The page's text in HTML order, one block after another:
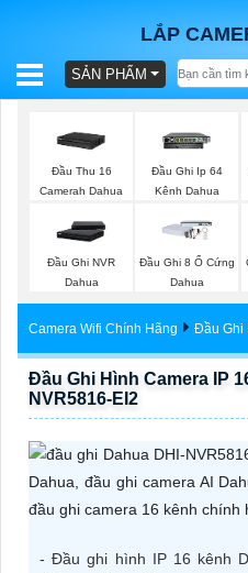
LẮP
BÁO
GÓI
TƯ
VẤN
SẢN PHẨM
Đầu Thu 16
Camerah Dahua
Đầu Ghi Ip 64
Kênh Dahua
Đầu Ghi NVR
Dahua
Đầu Ghi 8 Ổ Cứng
Dahua
Camera Wifi Chính Hãng Đầu Ghi
Đầu Ghi Hình Camera IP
NVR5816-EI2
- Đầu ghi hình IP 16 kênh